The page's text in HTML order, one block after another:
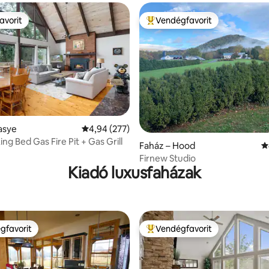
134 vélemény Átlagos értékelés: 5/4,94, 277 vélemény
4,94 (277)
Bed Gas Fire Pit + Gas Grill
Kiemelt vendégfavorit
Vendégfavorit
Faház – Hood
Firnew Studio
Kiadó luxusfaházak
Kiemelt vendégfavorit
Vendégfavorit